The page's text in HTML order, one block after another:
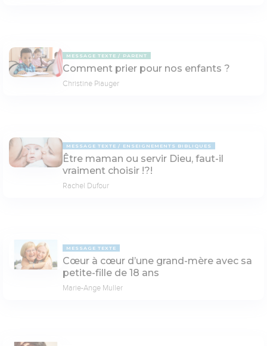
MESSAGE TEXTE PARENT
Comment prier pour nos enfants ?
Christine Piauger
MESSAGE TEXTE ENSEIGNEMENTS BIBLIQUES
Être maman ou servir Dieu, faut-il
vraiment choisir !?!
Rachel Dufour
MESSAGE TEXTE
Cœur à cœur d’une grand-mère avec sa
petite-fille de 18 ans
Marie-Ange Muller